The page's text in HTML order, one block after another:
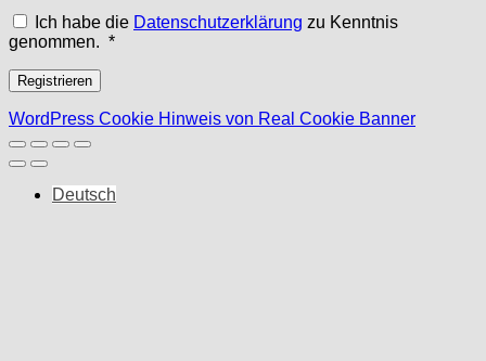
Ich habe die Datenschutzerklärung zu Kenntnis
genommen. *Erforderlich
Registrieren
WordPress Cookie Hinweis von Real Cookie Banner
Deutsch